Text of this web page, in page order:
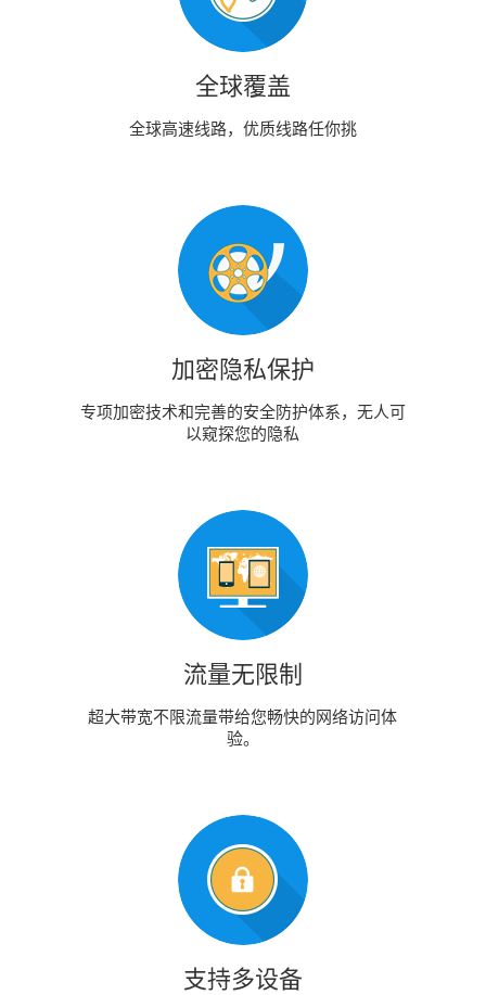
全球覆盖
全球高速线路，优质线路任你挑
加密隐私保护
专项加密技术和完善的安全防护体系，无人可
以窥探您的隐私
流量无限制
超大带宽不限流量带给您畅快的网络访问体
验。
支持多设备